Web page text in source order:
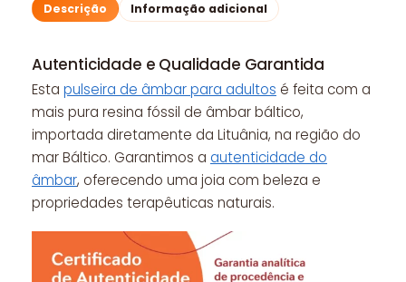
Descrição Informação adicional
Autenticidade e Qualidade Garantida
Esta pulseira de âmbar para adultos é feita com a
mais pura resina fóssil de âmbar báltico,
importada diretamente da Lituânia, na região do
mar Báltico. Garantimos a autenticidade do
âmbar, oferecendo uma joia com beleza e
propriedades terapêuticas naturais.